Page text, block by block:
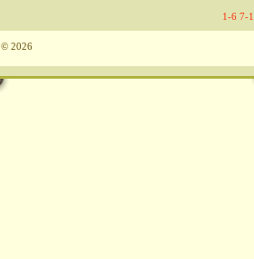
1-6 7-
© 2026